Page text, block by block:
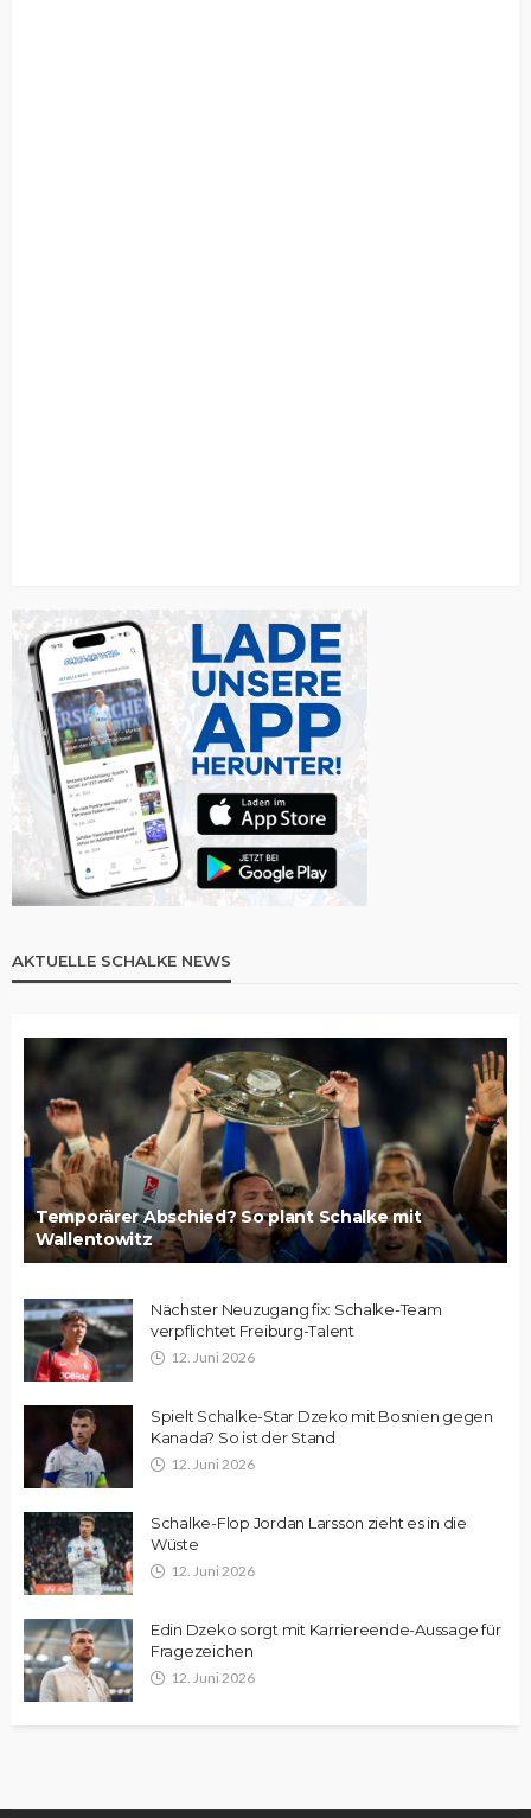
AKTUELLE SCHALKE NEWS
Temporärer Abschied? So plant Schalke mit
Wallentowitz
Nächster Neuzugang fix: Schalke-Team
verpflichtet Freiburg-Talent
12. Juni 2026
Spielt Schalke-Star Dzeko mit Bosnien gegen
Kanada? So ist der Stand
12. Juni 2026
Schalke-Flop Jordan Larsson zieht es in die
Wüste
12. Juni 2026
Edin Dzeko sorgt mit Karriereende-Aussage für
Fragezeichen
12. Juni 2026